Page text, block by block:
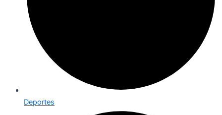
Deportes